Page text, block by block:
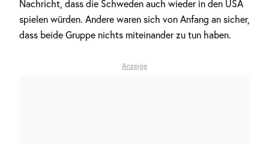
Nachricht, dass die Schweden auch wieder in den USA
spielen würden. Andere waren sich von Anfang an sicher,
dass beide Gruppe nichts miteinander zu tun haben.
Anzeige